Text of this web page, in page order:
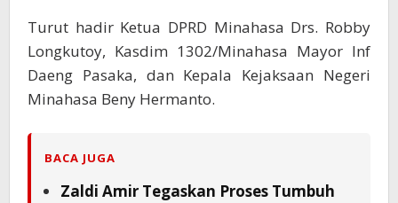
Turut hadir Ketua DPRD Minahasa Drs. Robby
Longkutoy, Kasdim 1302/Minahasa Mayor Inf
Daeng Pasaka, dan Kepala Kejaksaan Negeri
Minahasa Beny Hermanto.
BACA JUGA
Zaldi Amir Tegaskan Proses Tumbuh